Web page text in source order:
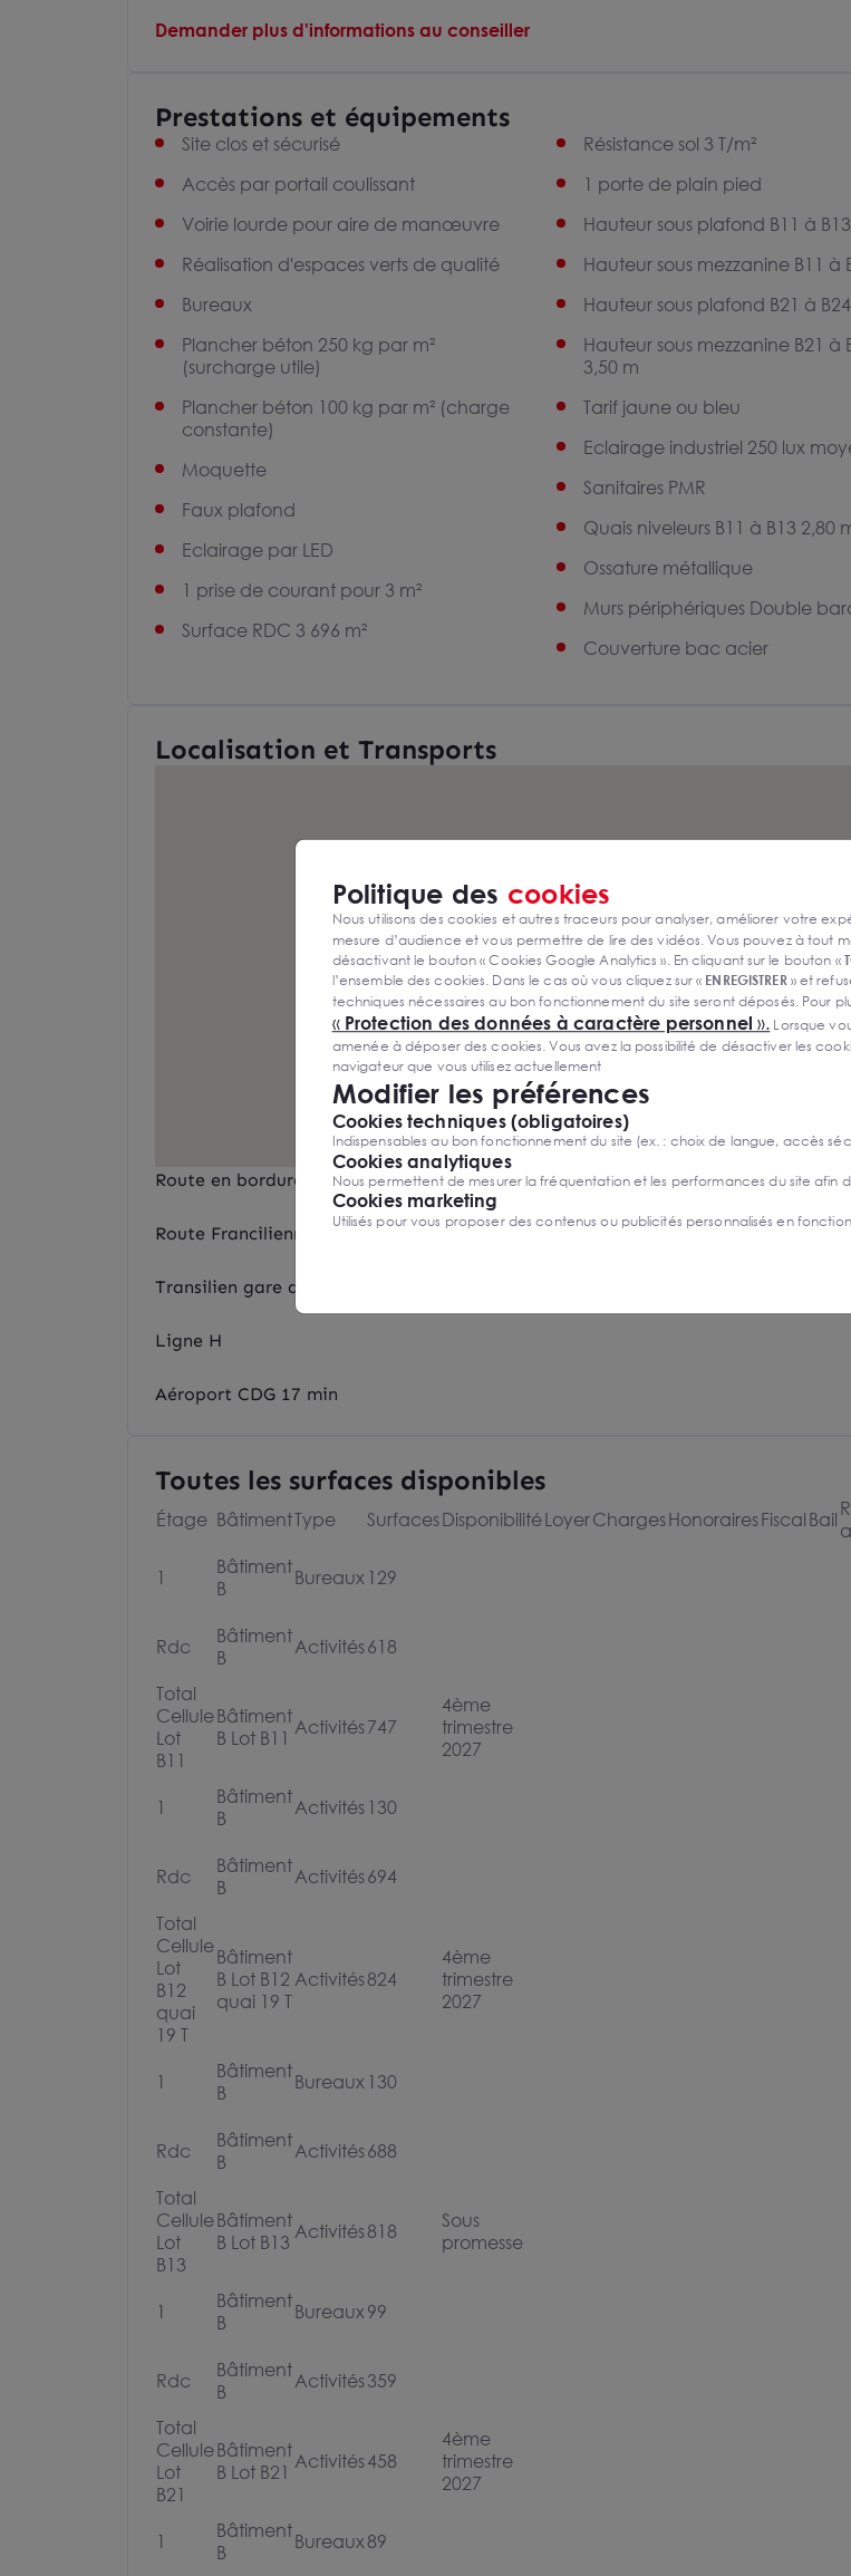
Demander plus d'informations au conseiller
Prestations et équipements
Site clos et sécurisé
Accès par portail coulissant
Voirie lourde pour aire de manœuvre
Réalisation d'espaces verts de qualité
Bureaux
Plancher béton 250 kg par m²
(surcharge utile)
Plancher béton 100 kg par m² (charge
constante)
Moquette
Faux plafond
Eclairage par LED
1 prise de courant pour 3 m²
Surface RDC 3 696 m²
Résistance sol 3 T/m²
1 porte de plain pied
Hauteur sous plafond B11 à
Hauteur sous mezzanine B11 à
Hauteur sous plafond B21 à
Hauteur sous mezzanine B21 à
3,50 m
Tarif jaune ou bleu
Eclairage industriel 250 lux
Sanitaires PMR
Quais niveleurs B11 à B13 2,80
Ossature métallique
Murs périphériques Double
Couverture bac acier
Localisation et Transports
Route en bordure RD301 ex N1
Route Francilienne
Transilien gare de Domont et gare de Ecouen Ezanville
Ligne H
Aéroport CDG 17 min
Toutes les surfaces disponibles
Étage BâtimentType SurfacesDisponibilitéLoyerChargesHonorairesFiscal Bail
1
Bâtiment
B
Bureaux 129
Rdc
Bâtiment
B
Activités618
Total
Cellule
Lot
B11
Bâtiment
B Lot B11 Activités747
4ème
trimestre
2027
1
Bâtiment
B
Activités 130
Rdc
Bâtiment
B
Activités694
Total
Cellule
Lot
B12
quai
19 T
Bâtiment
B Lot B12
quai 19 T
Activités824
4ème
trimestre
2027
1
Bâtiment
B
Bureaux 130
Rdc
Bâtiment
B
Activités688
Total
Cellule
Lot
B13
Bâtiment
B Lot B13 Activités818
Sous
promesse
1
Bâtiment
B
Bureaux99
Rdc
Bâtiment
B
Activités359
Total
Cellule
Lot
B21
Bâtiment
B Lot B21 Activités458
4ème
trimestre
2027
1
Bâtiment
B
Bureaux89
Politique des cookies
Nous utilisons des cookies et autres traceurs pour analyser, améliorer votre
mesure d’audience et vous permettre de lire des vidéos. Vous pouvez à tout
désactivant le bouton « Cookies Google Analytics ». En cliquant sur le bouton «
l’ensemble des cookies. Dans le cas où vous cliquez sur « ENREGISTRER» et
techniques nécessaires au bon fonctionnement du site seront déposés. Pour
« Protection des données à caractère personnel ». Lorsque
amenée à déposer des cookies. Vous avez la possibilité de désactiver les
navigateur que vous utilisez actuellement
Modifier les préférences
Cookies techniques (obligatoires)
Indispensables au bon fonctionnement du site (ex. : choix de langue, accès
Cookies analytiques
Nous permettent de mesurer la fréquentation et les performances du site afin
Cookies marketing
Utilisés pour vous proposer des contenus ou publicités personnalisés en